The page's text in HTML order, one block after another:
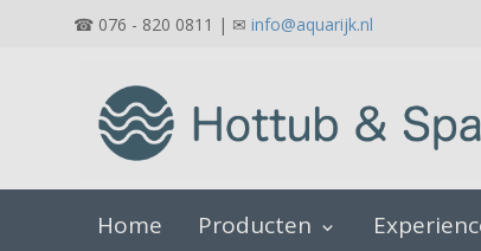
☎ 076 - 820 0811 | ✉ info@aquarijk.nl
Home Producten keyboard_arrow_down